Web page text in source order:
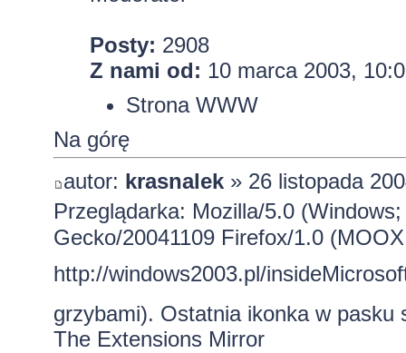
Posty: 2908
Z nami od: 10 marca 2003,
Strona WWW
Na górę
autor: krasnalek» 26 listopada
Przeglądarka: Mozilla/5.0
Gecko/20041109 Firefox/1.0
http://windows2003.pl/
grzybami). Ostatnia ikonka w
The Extensions Mirror